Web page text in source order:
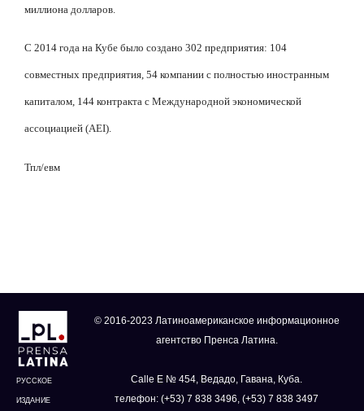
миллиона долларов.
C 2014 года на Кубе было создано 302 предприятия: 104
совместных предприятия, 54 компании с полностью иностранным
капиталом, 144 контракта с Международной экономической
ассоциацией (AEI).
Тпл/евм
РУССКОЕ
ИЗДАНИЕ
© 2016-2023 Латиноамериканское информационное
агентство Пренса Латина.
Calle E № 454, Ведадо, Гавана, Куба.
телефон: (+53) 7 838 3496, (+53) 7 838 3497